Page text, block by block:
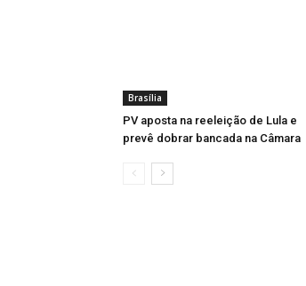
Brasília
PV aposta na reeleição de Lula e
prevê dobrar bancada na Câmara